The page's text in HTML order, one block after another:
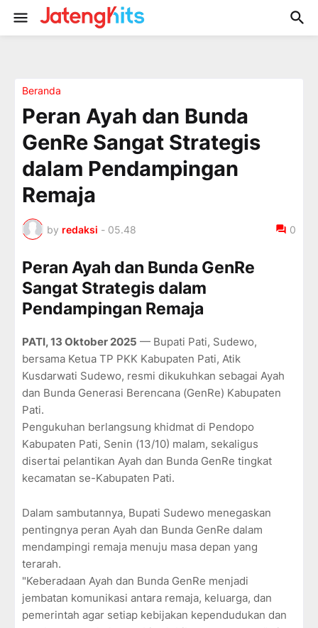
Beranda
Peran Ayah dan Bunda
GenRe Sangat Strategis
dalam Pendampingan
Remaja
by redaksi - 05.48 0
Peran Ayah dan Bunda GenRe
Sangat Strategis dalam
Pendampingan Remaja
PATI, 13 Oktober 2025 — Bupati Pati, Sudewo,
bersama Ketua TP PKK Kabupaten Pati, Atik
Kusdarwati Sudewo, resmi dikukuhkan sebagai Ayah
dan Bunda Generasi Berencana (GenRe) Kabupaten
Pati.
Pengukuhan berlangsung khidmat di Pendopo
Kabupaten Pati, Senin (13/10) malam, sekaligus
disertai pelantikan Ayah dan Bunda GenRe tingkat
kecamatan se-Kabupaten Pati.
Dalam sambutannya, Bupati Sudewo menegaskan
pentingnya peran Ayah dan Bunda GenRe dalam
mendampingi remaja menuju masa depan yang
terarah.
"Keberadaan Ayah dan Bunda GenRe menjadi
jembatan komunikasi antara remaja, keluarga, dan
pemerintah agar setiap kebijakan kependudukan dan